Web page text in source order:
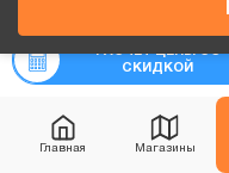
Главная Магазины
РАСЧЕТ ЦЕНЫ СО
СКИДКОЙ
ПО Queen 1